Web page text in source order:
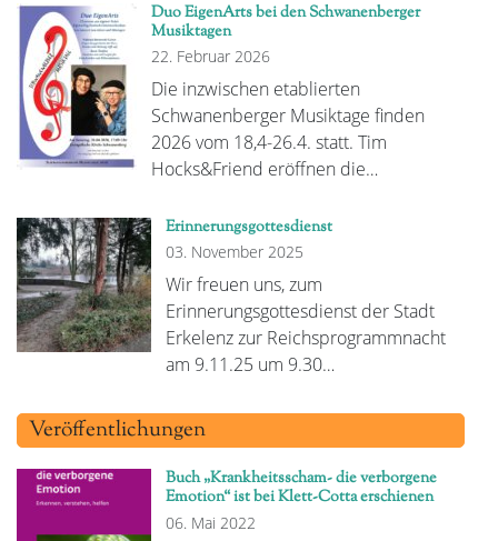
Duo EigenArts bei den Schwanenberger
Musiktagen
22. Februar 2026
Die inzwischen etablierten
Schwanenberger Musiktage finden
2026 vom 18,4-26.4. statt. Tim
Hocks&Friend eröffnen die…
Erinnerungsgottesdienst
03. November 2025
Wir freuen uns, zum
Erinnerungsgottesdienst der Stadt
Erkelenz zur Reichsprogrammnacht
am 9.11.25 um 9.30…
Veröffentlichungen
Buch „Krankheitsscham- die verborgene
Emotion“ ist bei Klett-Cotta erschienen
06. Mai 2022